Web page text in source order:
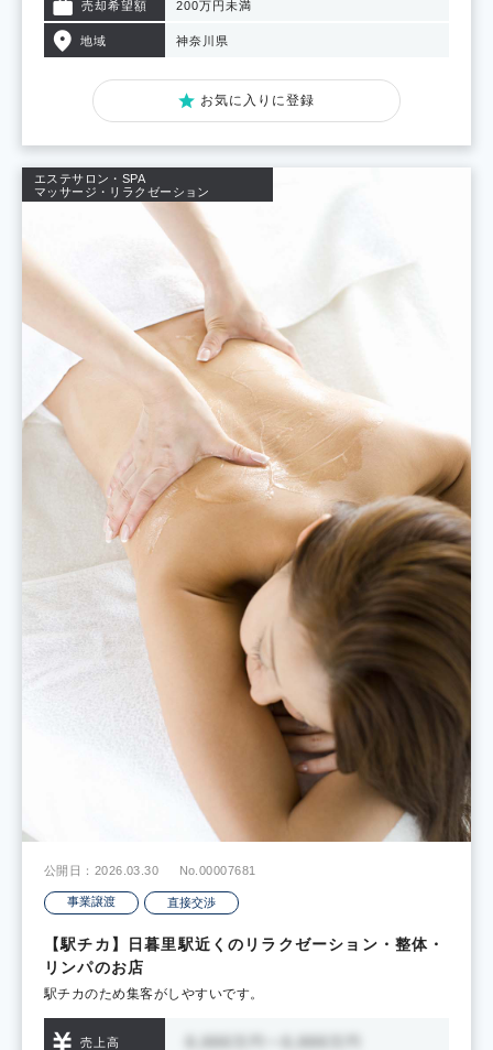
売却希望額 200万円未満
地域 神奈川県
お気に入りに登録
エステサロン・SPA
マッサージ・リラクゼーション
公開日：2026.03.30 No.00007681
事業譲渡 直接交渉
【駅チカ】日暮里駅近くのリラクゼーション・整体・
リンパのお店
駅チカのため集客がしやすいです。
売上高